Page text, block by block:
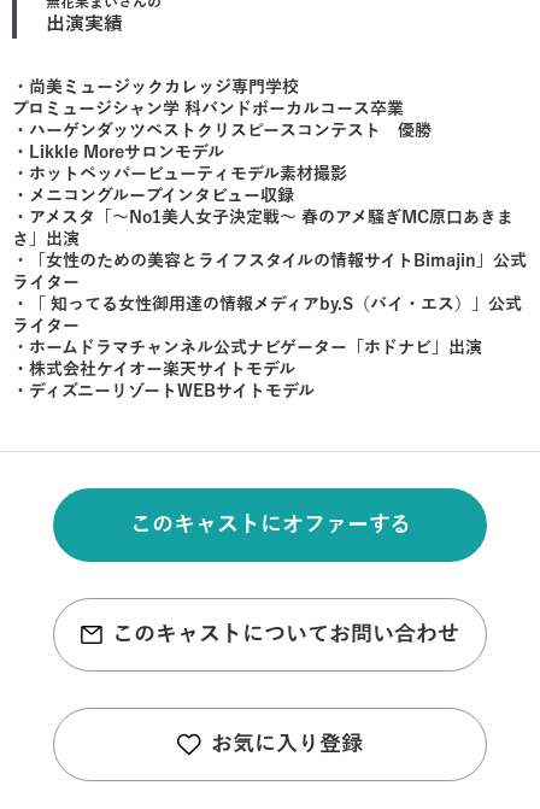
出演実績
・尚美ミュージックカレッジ専門学校
プロミュージシャン学 科バンドボーカルコース卒業
・ハーゲンダッツベストクリスピースコンテスト 優勝
・Likkle Moreサロンモデル
・ホットペッパービューティモデル素材撮影
・メニコングループインタビュー収録
・アメスタ「～No1美人女子決定戦～ 春のアメ騒ぎMC原口あきま
さ」出演
・「女性のための美容とライフスタイルの情報サイトBimajin」公式
ライター
・「 知ってる女性御用達の情報メディアby.S（バイ・エス）」公式
ライター
・ホームドラマチャンネル公式ナビゲーター「ホドナビ」出演
・株式会社ケイオー楽天サイトモデル
・ディズニーリゾートWEBサイトモデル
このキャストにオファーする
このキャストについてお問い合わせ
お気に入り登録